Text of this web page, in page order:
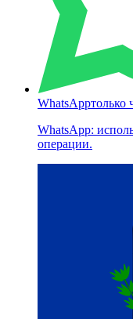
WhatsAppтолько
WhatsApp:
операции.